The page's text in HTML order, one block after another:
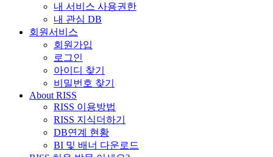
내 서비스 사용권한
내 관심 DB
회원서비스
회원가입
로그인
아이디 찾기
비밀번호 찾기
About RISS
RISS 이용방법
RISS 지식더하기
DB연계 현황
BI 및 배너 다운로드